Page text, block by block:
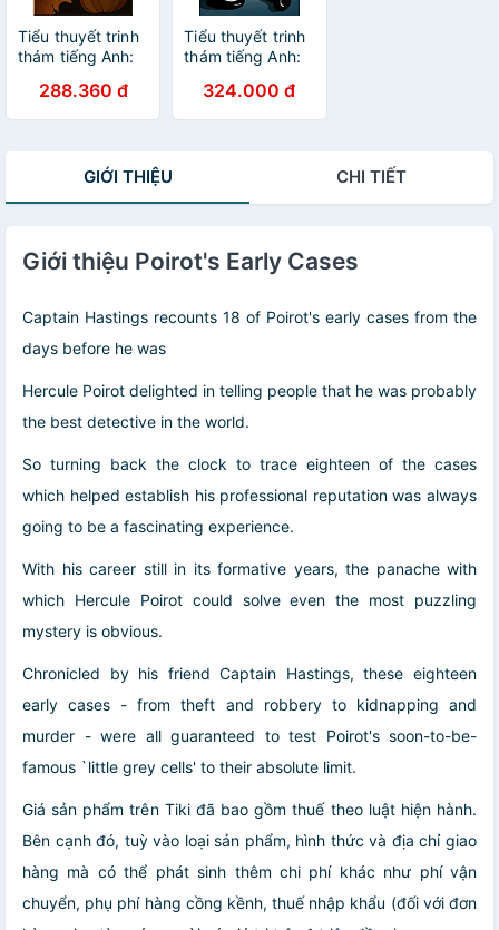
Tiểu thuyết trinh
thám tiếng Anh:
PARTY (Hercule
Poirot Mysteries)
288.360 đ
Tiểu thuyết trinh
thám tiếng Anh:
ROGER
ACKROYD
324.000 đ
GIỚI THIỆU CHI TIẾT
Giới thiệu Poirot's Early Cases
Captain Hastings recounts 18 of Poirot's early cases from the
days before he was
Hercule Poirot delighted in telling people that he was probably
the best detective in the world.
So turning back the clock to trace eighteen of the cases
which helped establish his professional reputation was always
going to be a fascinating experience.
With his career still in its formative years, the panache with
which Hercule Poirot could solve even the most puzzling
mystery is obvious.
Chronicled by his friend Captain Hastings, these eighteen
early cases - from theft and robbery to kidnapping and
murder - were all guaranteed to test Poirot's soon-to-be-
famous `little grey cells' to their absolute limit.
Giá sản phẩm trên Tiki đã bao gồm thuế theo luật hiện hành.
Bên cạnh đó, tuỳ vào loại sản phẩm, hình thức và địa chỉ giao
hàng mà có thể phát sinh thêm chi phí khác như phí vận
chuyển, phụ phí hàng cồng kềnh, thuế nhập khẩu (đối với đơn